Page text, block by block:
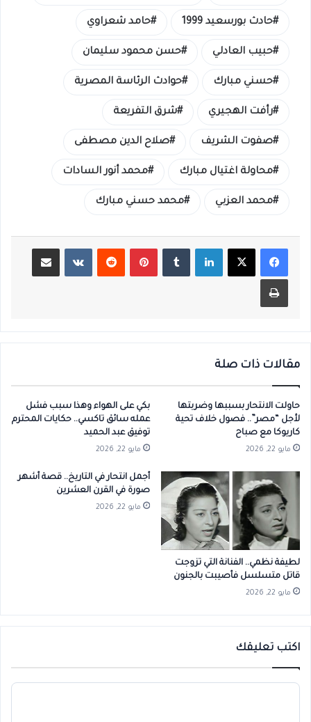
حادث بورسعيد 1999 حامد شعراوي
حبيب العادلي حسن محمود سليمان
حسني مبارك حوادث الرئاسة المصرية
رأفت الهجيري شرق التفريعة
صفوت الشريف صلاح الدين مصطفى
محاولة اغتيال مبارك محمد أنور السادات
محمد العزبي محمد حسني مبارك
لينكدإن بينتيريست مشاركة عبر البريد
طباعة
مقالات ذات صلة
حاولت الانتحار بسببها وضربتها
لأجل “مصر”.. فصول خلاف تحية
كاريوكا مع صباح
مايو 22, 2026
بكي على الهواء وهذا سبب فشل
عمله سائق تاكسي.. حكايات المحترم
توفيق عبد الحميد
مايو 22, 2026
لطيفة نظمي.. الفنانة التي تزوجت
قاتل متسلسل فأصيبت بالجنون
مايو 22, 2026
أجمل انتحار في التاريخ.. قصة أشهر
صورة في القرن العشرين
مايو 22, 2026
اكتب تعليقك